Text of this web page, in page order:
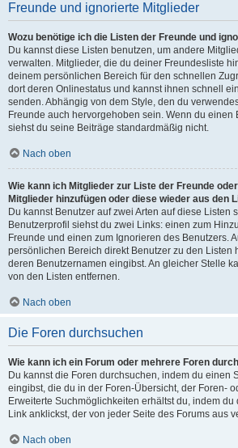
Freunde und ignorierte Mitglieder
Wozu benötige ich die Listen der Freunde und
Du kannst diese Listen benutzen, um andere
verwalten. Mitglieder, die du deiner Freundesliste
deinem persönlichen Bereich für den schnellen
dort deren Onlinestatus und kannst ihnen schnell
senden. Abhängig von dem Style, den du
Freunde auch hervorgehoben sein. Wenn du einen
siehst du seine Beiträge standardmäßig nicht.
Nach oben
Wie kann ich Mitglieder zur Liste der Freunde
Mitglieder hinzufügen oder diese wieder aus den
Du kannst Benutzer auf zwei Arten auf diese Listen
Benutzerprofil siehst du zwei Links: einen zum
Freunde und einen zum Ignorieren des Benutzers.
persönlichen Bereich direkt Benutzer zu den Listen
deren Benutzernamen eingibst. An gleicher Stelle
von den Listen entfernen.
Nach oben
Die Foren durchsuchen
Wie kann ich ein Forum oder mehrere Foren
Du kannst die Foren durchsuchen, indem du einen
eingibst, die du in der Foren-Übersicht, der Foren-
Erweiterte Suchmöglichkeiten erhältst du, indem du
Link anklickst, der von jeder Seite des Forums aus
Nach oben